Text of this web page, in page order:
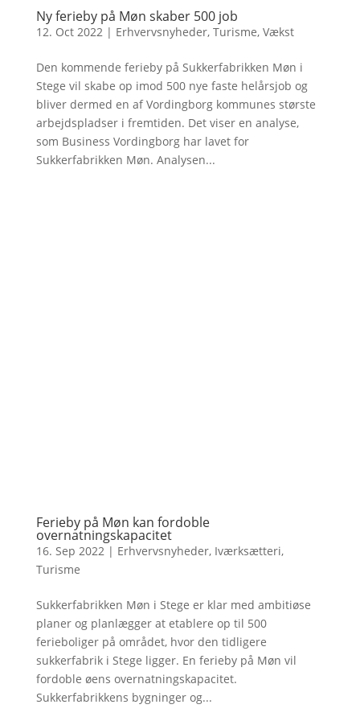
Ny ferieby på Møn skaber 500 job
12. Oct 2022| Erhvervsnyheder, Turisme, Vækst
Den kommende ferieby på Sukkerfabrikken Møn i
Stege vil skabe op imod 500 nye faste helårsjob og
bliver dermed en af Vordingborg kommunes største
arbejdspladser i fremtiden. Det viser en analyse,
som Business Vordingborg har lavet for
Sukkerfabrikken Møn. Analysen...
Ferieby på Møn kan fordoble
overnatningskapacitet
16. Sep 2022 | Erhvervsnyheder, Iværksætteri,
Turisme
Sukkerfabrikken Møn i Stege er klar med ambitiøse
planer og planlægger at etablere op til 500
ferieboliger på området, hvor den tidligere
sukkerfabrik i Stege ligger. En ferieby på Møn vil
fordoble øens overnatningskapacitet.
Sukkerfabrikkens bygninger og...